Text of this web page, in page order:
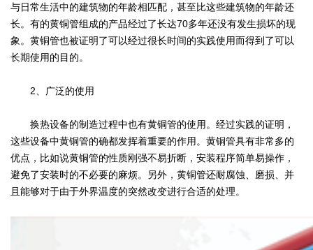
与日常生活中的建筑物的年龄相匹配，甚至比这些建筑物的年龄还
长。有的黄铜管组成的产品经过了长达70多年还没有发生损坏的现
象。黄铜管也被证明了可以经过很长时间的实践使用而得到了可以
长期使用的目的。
2、广泛的使用
换热设备的制造过程中也有黄铜管的使用。经过实践的证明，
这些设备中黄铜管的确都发挥着重要的作用。黄铜管具有非常多的
优点，比如说黄铜管的性质刚强不易折断，安装程序简单易操作，
避免了安装时的不必要的麻烦。另外，黄铜管还耐腐蚀、磨损、并
且能够对于由于外界温度的突然改变进行合适的处理。